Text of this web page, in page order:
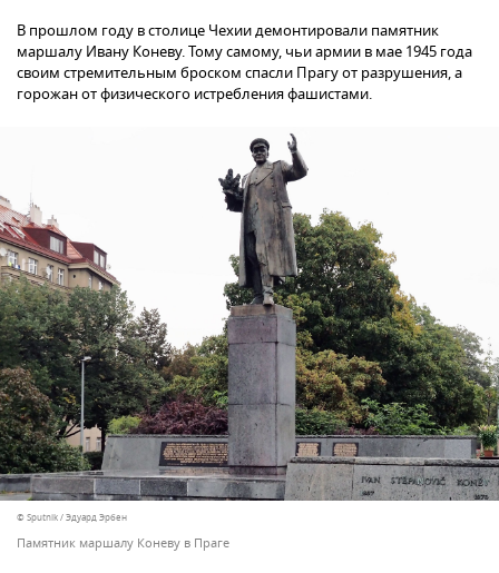
В прошлом году в столице Чехии демонтировали памятник
маршалу Ивану Коневу. Тому самому, чьи армии в мае 1945 года
своим стремительным броском спасли Прагу от разрушения, а
горожан от физического истребления фашистами.
© Sputnik / Эдуард Эрбен
Памятник маршалу Коневу в Праге